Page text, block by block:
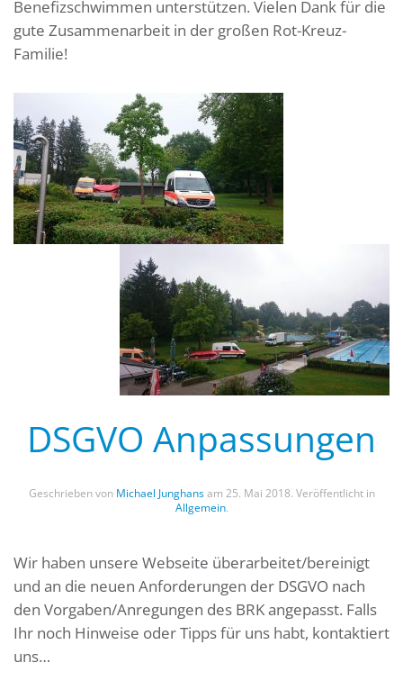
Benefizschwimmen unterstützen. Vielen Dank für die
gute Zusammenarbeit in der großen Rot-Kreuz-
Familie!
DSGVO Anpassungen
Geschrieben von Michael Junghansam 25. Mai 2018. Veröffentlicht in
Allgemein.
Wir haben unsere Webseite überarbeitet/bereinigt
und an die neuen Anforderungen der DSGVO nach
den Vorgaben/Anregungen des BRK angepasst. Falls
Ihr noch Hinweise oder Tipps für uns habt, kontaktiert
uns…